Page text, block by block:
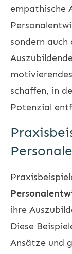
empathische
sondern auch
schaffen, in
Potenzial
ihre
Diese
Ansätze und